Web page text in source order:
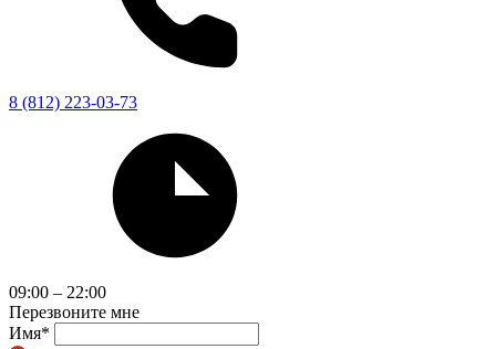
8 (812) 223-03-73
09:00 – 22:00
Перезвоните мне
Имя*